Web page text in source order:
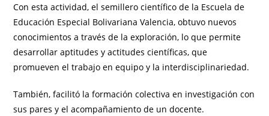
Con esta actividad, el semillero científico de la Escuela de
Educación Especial Bolivariana Valencia, obtuvo nuevos
conocimientos a través de la exploración, lo que permite
desarrollar aptitudes y actitudes científicas, que
promueven el trabajo en equipo y la interdisciplinariedad.
También, facilitó la formación colectiva en investigación con
sus pares y el acompañamiento de un docente.